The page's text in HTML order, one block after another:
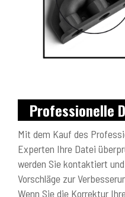
Professionelle
Mit dem Kauf des
Experten Ihre Datei
werden Sie kontaktiert
Vorschläge zur
Wenn Sie die Korrektur